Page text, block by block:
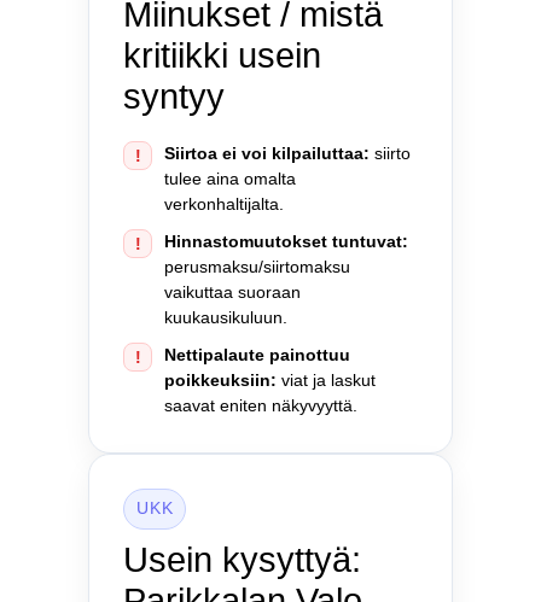
Miinukset / mistä
kritiikki usein
syntyy
! Siirtoa ei voi kilpailuttaa: siirto
tulee aina omalta
verkonhaltijalta.
!
Hinnastomuutokset tuntuvat:
perusmaksu/siirtomaksu
vaikuttaa suoraan
kuukausikuluun.
!
Nettipalaute painottuu
poikkeuksiin: viat ja laskut
saavat eniten näkyvyyttä.
UKK
Usein kysyttyä: